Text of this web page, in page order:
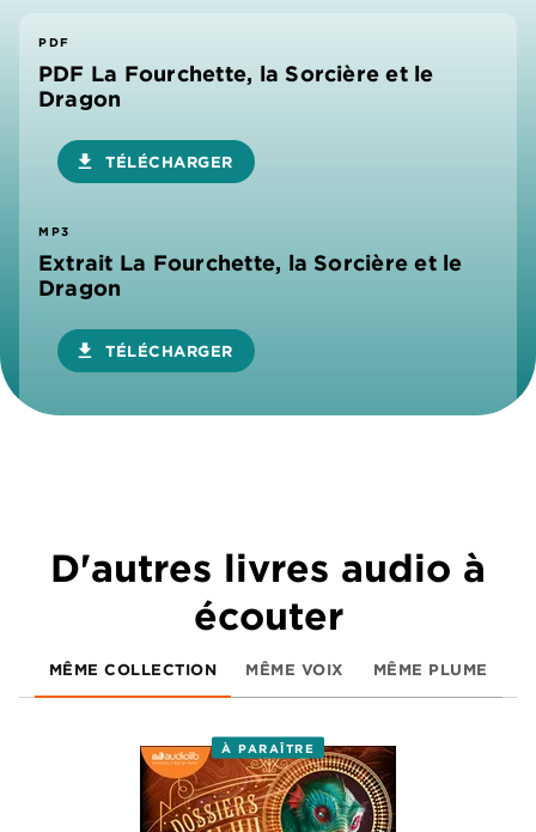
PDF
PDF La Fourchette, la Sorcière et le
Dragon
download TÉLÉCHARGER
MP3
Extrait La Fourchette, la Sorcière et le
Dragon
download TÉLÉCHARGER
D'autres livres audio à
écouter
MÊME COLLECTION MÊME VOIX MÊME PLUME
À PARAÎTRE